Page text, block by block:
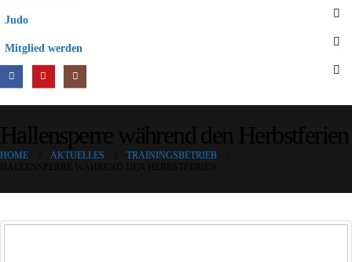
Judo
Mitglied werden
HOME AKTUELLES
TRAININGSBETRIEB